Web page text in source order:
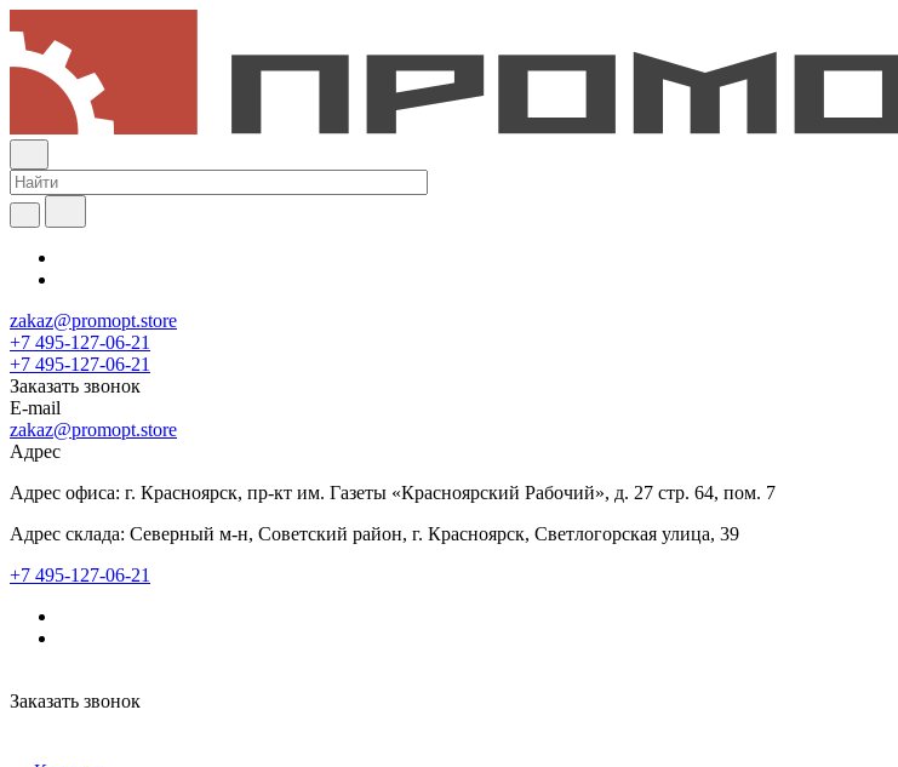
zakaz@promopt.store
+7 495-127-06-21
+7 495-127-06-21
Заказать звонок
E-mail
zakaz@promopt.store
Адрес
Адрес офиса: г. Красноярск, пр-кт им. Газеты «Красноярский Рабочий», д. 27 стр. 64, пом. 7
Адрес склада: Северный м-н, Советский район, г. Красноярск, Светлогорская улица, 39
+7 495-127-06-21
Заказать звонок